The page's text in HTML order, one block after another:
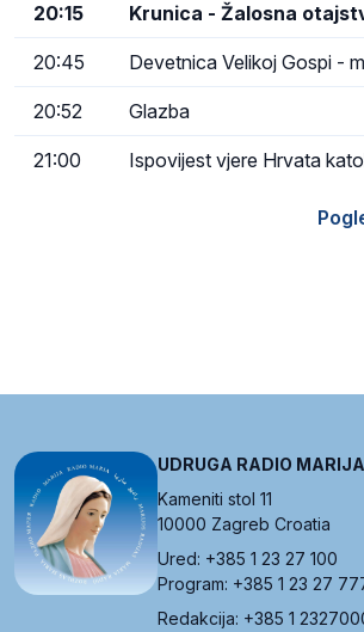
20:15 Krunica - Žalosna
20:45 Devetnica Velikoj Gospi -
20:52 Glazba
21:00 Ispovijest vjere Hrvata
UDRUGA RADIO MARIJA
Kameniti stol 11
10000 Zagreb Croatia
Ured: +385 1 23 27 100
Program: +385 1 23 27
Redakcija: +385 1